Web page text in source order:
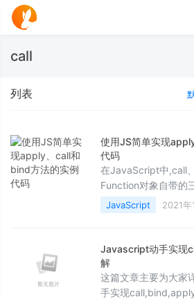
call
列表
使用JS简单实现
代码
在JavaScript中,call
Function对象自带的
要作用是改变函数中
主要给大家介绍了关
可以参考下
JavaScript 2021年
Javascript动手实现
解
这篇文章主要为大家
手实现